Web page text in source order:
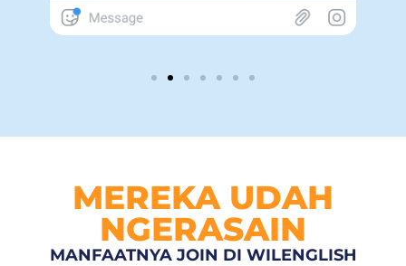
MEREKA UDAH
NGERASAIN
MANFAATNYA JOIN DI WILENGLISH